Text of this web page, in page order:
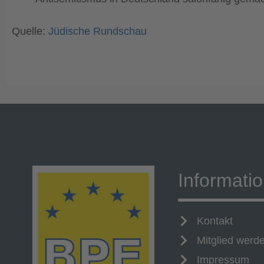
Quelle: Jüdische Rundschau
Kontakt
Mitglied
Impressum